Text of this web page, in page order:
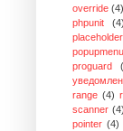
override (4)
phpunit
(4)
placeholder
popupmenu
proguard
range (4)
scanner (4)
pointer (4)